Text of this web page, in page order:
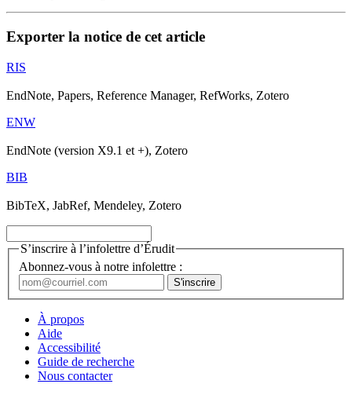
Exporter la notice de cet article
RIS
EndNote, Papers, Reference Manager, RefWorks, Zotero
ENW
EndNote (version X9.1 et +), Zotero
BIB
BibTeX, JabRef, Mendeley, Zotero
S’inscrire à l’infolettre d’Érudit
Abonnez-vous à notre infolettre :
À propos
Aide
Accessibilité
Guide de recherche
Nous contacter